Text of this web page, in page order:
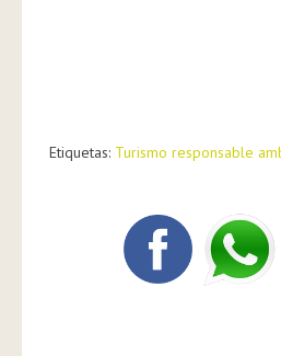
Etiquetas: Turismo responsable